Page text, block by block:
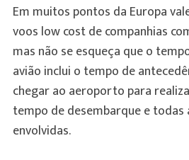
Em muitos pontos da Europa
voos low cost de companhias
mas não se esqueça que o
avião inclui o tempo de
chegar ao aeroporto para
tempo de desembarque e todas
envolvidas.